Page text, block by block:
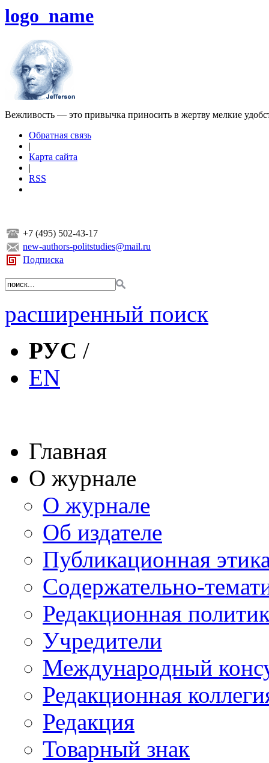
logo_name
Вежливость — это привычка приносить в жертву мелкие
Обратная связь
|
Карта сайта
|
RSS
+7 (495) 502-43-17
new-authors-politstudies@mail.ru
Подписка
расширенный поиск
РУС /
EN
Главная
О журнале
О журнале
Об издателе
Публикационная
Содержательно-
Редакционная
Учредители
Международный
Редакционная
Редакция
Товарный знак